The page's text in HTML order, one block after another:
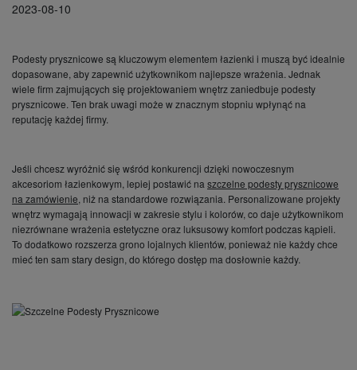
2023-08-10
Podesty prysznicowe są kluczowym elementem łazienki i muszą być idealnie
dopasowane, aby zapewnić użytkownikom najlepsze wrażenia. Jednak
wiele firm zajmujących się projektowaniem wnętrz zaniedbuje podesty
prysznicowe. Ten brak uwagi może w znacznym stopniu wpłynąć na
reputację każdej firmy.
Jeśli chcesz wyróżnić się wśród konkurencji dzięki nowoczesnym
akcesoriom łazienkowym, lepiej postawić na szczelne podesty prysznicowe
na zamówienie, niż na standardowe rozwiązania. Personalizowane projekty
wnętrz wymagają innowacji w zakresie stylu i kolorów, co daje użytkownikom
niezrównane wrażenia estetyczne oraz luksusowy komfort podczas kąpieli.
To dodatkowo rozszerza grono lojalnych klientów, ponieważ nie każdy chce
mieć ten sam stary design, do którego dostęp ma dosłownie każdy.